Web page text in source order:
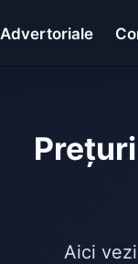
Advertoriale
Aici